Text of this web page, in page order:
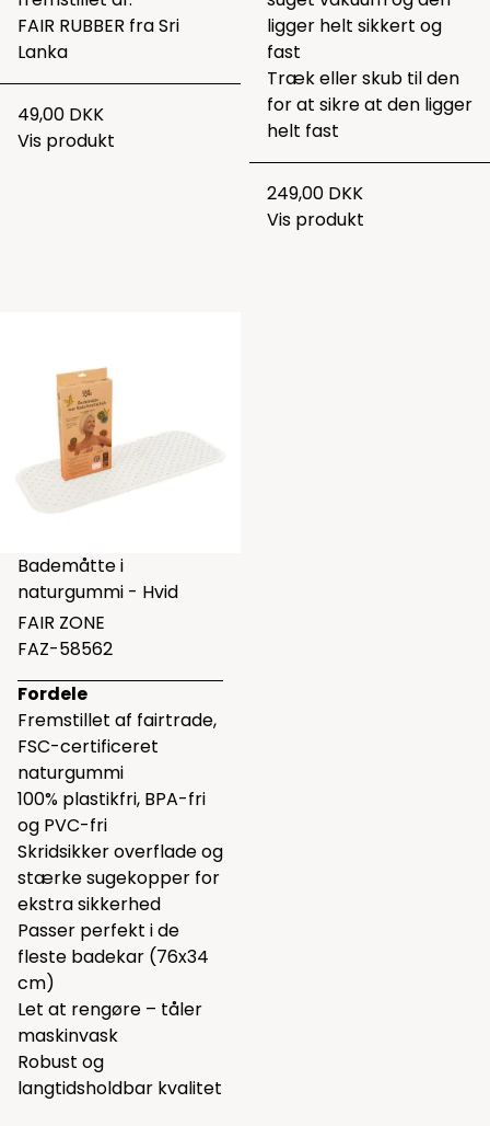
FAIR RUBBER fra Sri
Lanka
49,00 DKK
Vis produkt
ligger helt sikkert og
fast
Træk eller skub til den
for at sikre at den ligger
helt fast
249,00 DKK
Vis produkt
Bademåtte i
naturgummi - Hvid
FAIR ZONE
FAZ-58562
Fordele
Fremstillet af fairtrade,
FSC-certificeret
naturgummi
100% plastikfri, BPA-fri
og PVC-fri
Skridsikker overflade og
stærke sugekopper for
ekstra sikkerhed
Passer perfekt i de
fleste badekar (76x34
cm)
Let at rengøre – tåler
maskinvask
Robust og
langtidsholdbar kvalitet